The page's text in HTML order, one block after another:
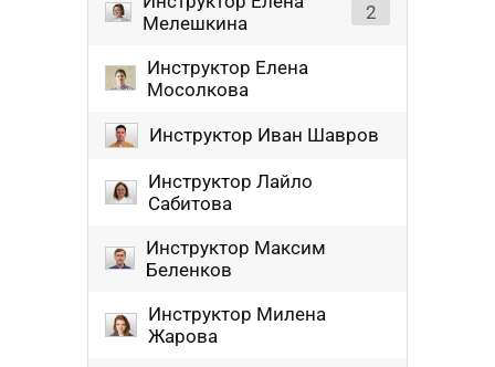
Мелешкина
2
Инструктор Елена
Мосолкова
Инструктор Иван Шавров
Инструктор Лайло
Сабитова
Инструктор Максим
Беленков
Инструктор Милена
Жарова